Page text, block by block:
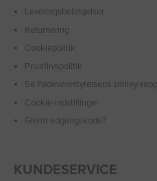
Leveringsbetingelser
Returnering
Cookiepolitik
Privatlivspolitik
Se Fødevarestyrelsens smiley-
Cookie-indstillinger
Glemt adgangskode?
KUNDESERVICE